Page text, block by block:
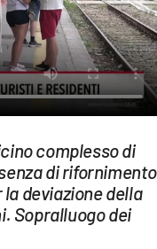
complesso di
di rifornimento
deviazione della
Sopralluogo dei